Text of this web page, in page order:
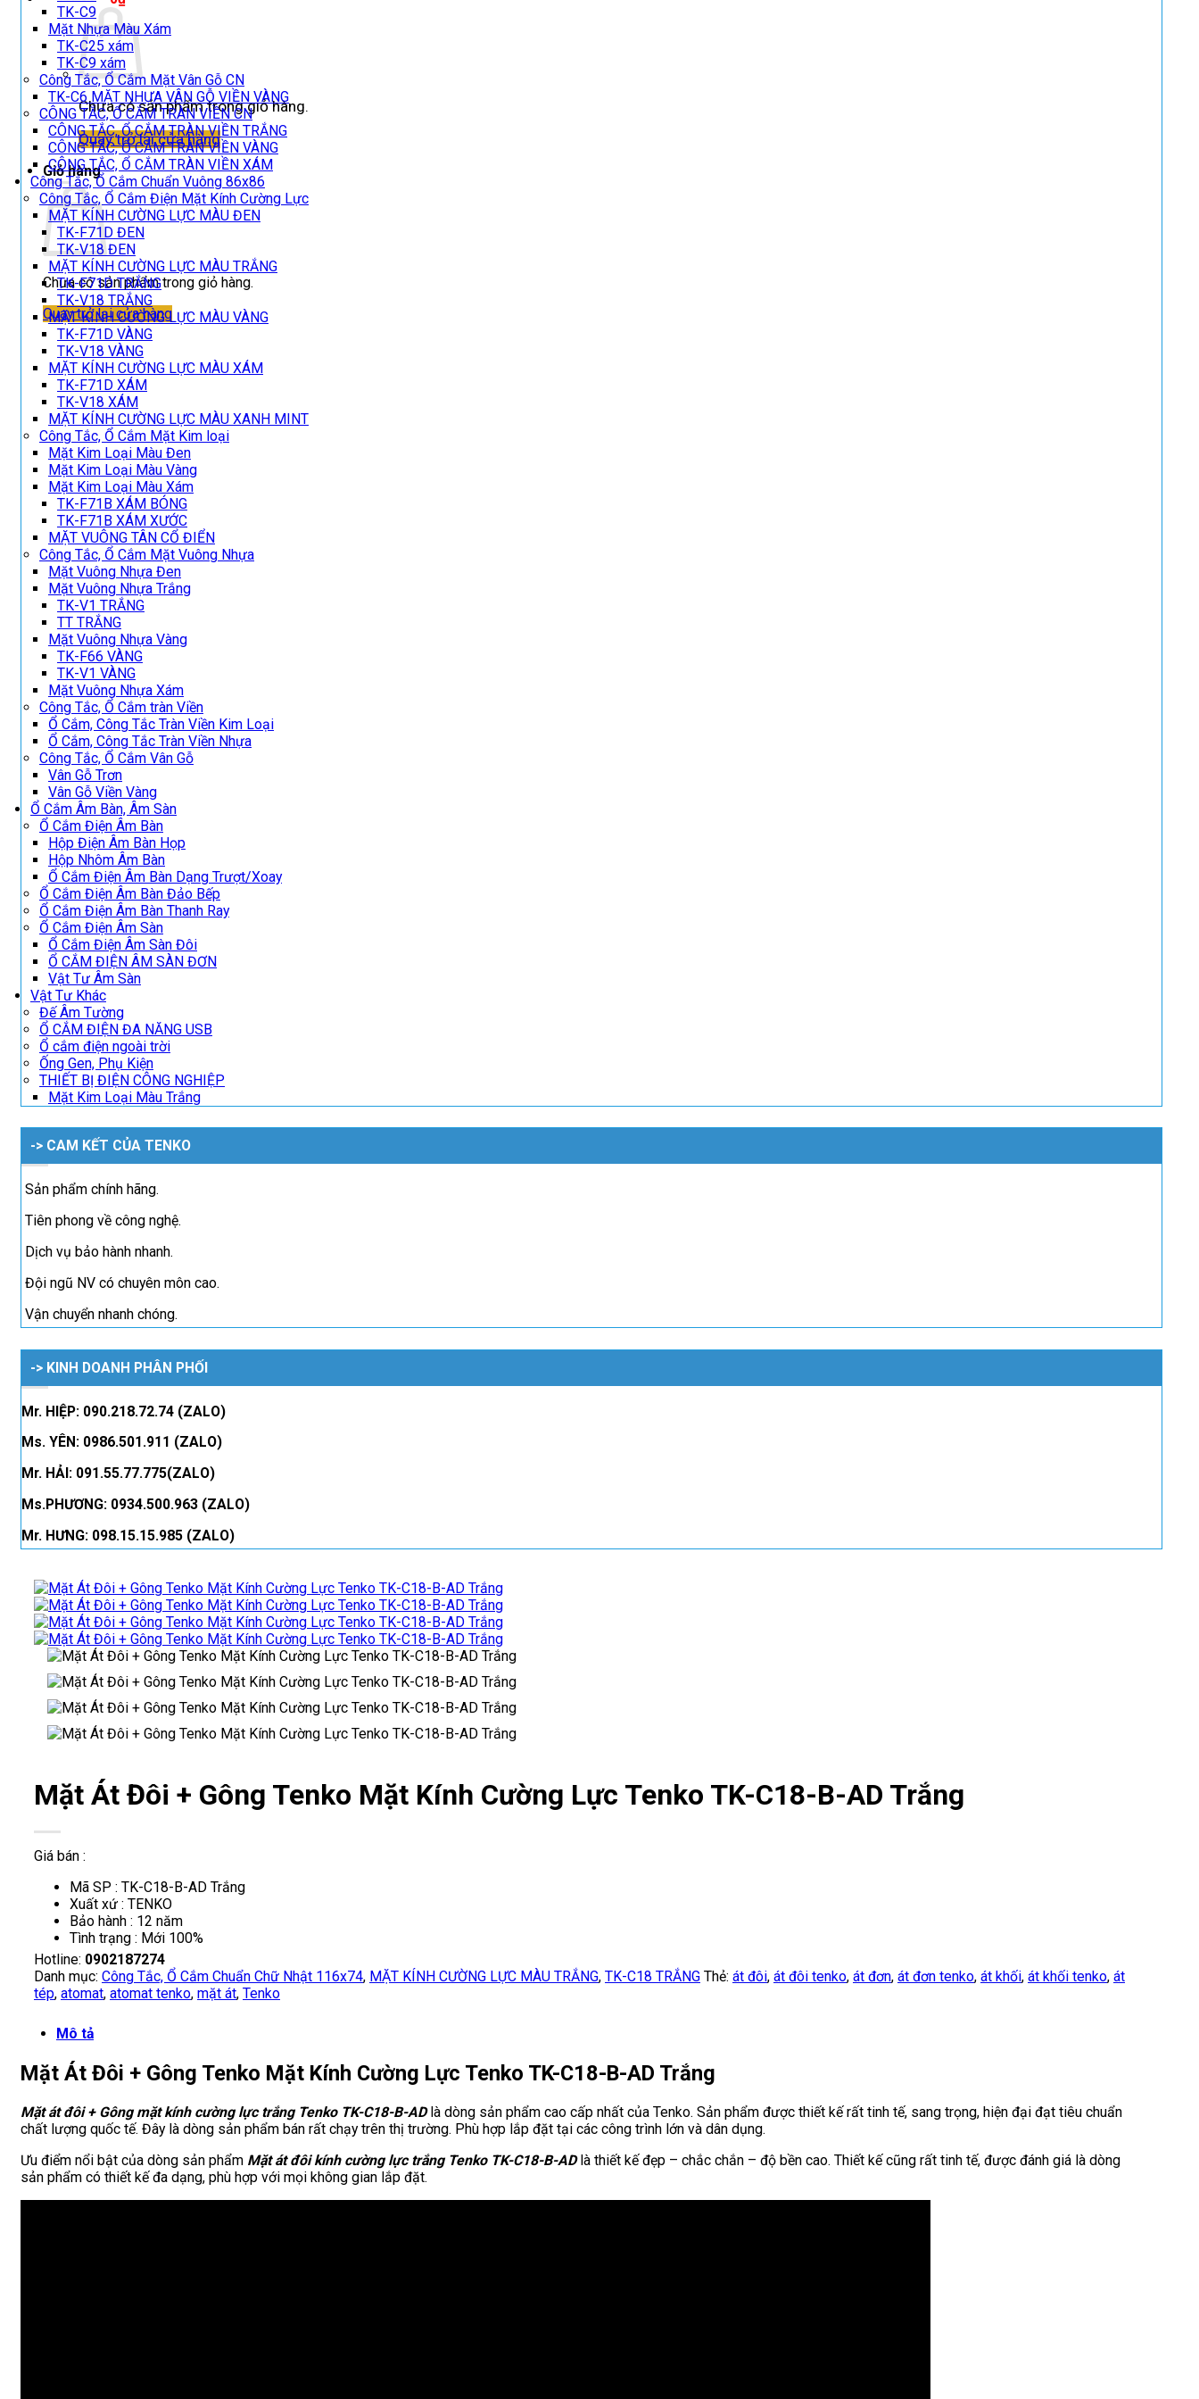
Chưa có sản phẩm trong giỏ hàng.
Quay trở lại cửa hàng
Giỏ hàng
Chưa có sản phẩm trong giỏ hàng.
Quay trở lại cửa hàng
TK-C9
Mặt Nhựa Màu Xám
TK-C25 xám
TK-C9 xám
Công Tắc, Ổ Cắm Mặt Vân Gỗ CN
TK-C6 MẶT NHỰA VÂN GỖ VIỀN VÀNG
CÔNG TẮC, Ổ CẮM TRÀN VIỀN CN
CÔNG TẮC, Ổ CẮM TRÀN VIỀN TRẮNG
CÔNG TẮC, Ổ CẮM TRÀN VIỀN VÀNG
CÔNG TẮC, Ổ CẮM TRÀN VIỀN XÁM
Công Tắc, Ổ Cắm Chuẩn Vuông 86x86
Công Tắc, Ổ Cắm Điện Mặt Kính Cường Lực
MẶT KÍNH CƯỜNG LỰC MÀU ĐEN
TK-F71D ĐEN
TK-V18 ĐEN
MẶT KÍNH CƯỜNG LỰC MÀU TRẮNG
TK-F71D TRẮNG
TK-V18 TRẮNG
MẶT KÍNH CƯỜNG LỰC MÀU VÀNG
TK-F71D VÀNG
TK-V18 VÀNG
MẶT KÍNH CƯỜNG LỰC MÀU XÁM
TK-F71D XÁM
TK-V18 XÁM
MẶT KÍNH CƯỜNG LỰC MÀU XANH MINT
Công Tắc, Ổ Cắm Mặt Kim loại
Mặt Kim Loại Màu Đen
Mặt Kim Loại Màu Vàng
Mặt Kim Loại Màu Xám
TK-F71B XÁM BÓNG
TK-F71B XÁM XƯỚC
MẶT VUÔNG TÂN CỔ ĐIỂN
Công Tắc, Ổ Cắm Mặt Vuông Nhựa
Mặt Vuông Nhựa Đen
Mặt Vuông Nhựa Trắng
TK-V1 TRẮNG
TT TRẮNG
Mặt Vuông Nhựa Vàng
TK-F66 VÀNG
TK-V1 VÀNG
Mặt Vuông Nhựa Xám
Công Tắc, Ổ Cắm tràn Viền
Ổ Cắm, Công Tắc Tràn Viền Kim Loại
Ổ Cắm, Công Tắc Tràn Viền Nhựa
Công Tắc, Ổ Cắm Vân Gỗ
Vân Gỗ Trơn
Vân Gỗ Viền Vàng
Ổ Cắm Âm Bàn, Âm Sàn
Ổ Cắm Điện Âm Bàn
Hộp Điện Âm Bàn Họp
Hộp Nhôm Âm Bàn
Ổ Cắm Điện Âm Bàn Dạng Trượt/Xoay
Ổ Cắm Điện Âm Bàn Đảo Bếp
Ổ Cắm Điện Âm Bàn Thanh Ray
Ổ Cắm Điện Âm Sàn
Ổ Cắm Điện Âm Sàn Đôi
Ổ CẮM ĐIỆN ÂM SÀN ĐƠN
Vật Tư Âm Sàn
Vật Tư Khác
Đế Âm Tường
Ổ CẮM ĐIỆN ĐA NĂNG USB
Ổ cắm điện ngoài trời
Ống Gen, Phụ Kiện
THIẾT BỊ ĐIỆN CÔNG NGHIỆP
Mặt Kim Loại Màu Trắng
-> CAM KẾT CỦA TENKO
Sản phẩm chính hãng.
Tiên phong về công nghệ.
Dịch vụ bảo hành nhanh.
Đội ngũ NV có chuyên môn cao.
Vận chuyển nhanh chóng.
-> KINH DOANH PHÂN PHỐI
Mr. HIỆP: 090.218.72.74 (ZALO)
Ms. YÊN: 0986.501.911 (ZALO)
Mr. HẢI: 091.55.77.775(ZALO)
Ms.PHƯƠNG: 0934.500.963 (ZALO)
Mr. HƯNG: 098.15.15.985 (ZALO)
Mặt Át Đôi + Gông Tenko Mặt Kính Cường Lực Tenko TK-C18-B-AD Trắng
Giá bán :
Mã SP : TK-C18-B-AD Trắng
Xuất xứ : TENKO
Bảo hành : 12 năm
Tình trạng : Mới 100%
Hotline: 0902187274
Danh mục: Công Tắc, Ổ Cắm Chuẩn Chữ Nhật 116x74, MẶT KÍNH CƯỜNG LỰC MÀU TRẮNG, TK-C18 TRẮNG Thẻ: át đôi, át đôi tenko, át đơn, át đơn tenko, át khối, át khối tenko, át
tép, atomat, atomat tenko, mặt át, Tenko
Mô tả
Mặt Át Đôi + Gông Tenko Mặt Kính Cường Lực Tenko TK-C18-B-AD Trắng
Mặt át đôi + Gông mặt kính cường lực trắng Tenko TK-C18-B-ADlà dòng sản phẩm cao cấp nhất của Tenko. Sản phẩm được thiết kế rất tinh tế, sang trọng, hiện đại đạt tiêu chuẩn
chất lượng quốc tế. Đây là dòng sản phẩm bán rất chạy trên thị trường. Phù hợp lắp đặt tại các công trình lớn và dân dụng.
Ưu điểm nổi bật của dòng sản phẩm Mặt át đôikính cường lực trắng Tenko TK-C18-B-ADlà thiết kế đẹp – chắc chắn – độ bền cao. Thiết kế cũng rất tinh tế, được đánh giá là dòng
sản phẩm có thiết kế đa dạng, phù hợp với mọi không gian lắp đặt.